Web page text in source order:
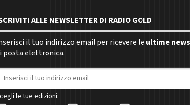
ALLE NEWSLETTER DI RADIO GOLD
il tuo indirizzo email per ricevere le ultime news
posta elettronica.
email
le tue edizioni: